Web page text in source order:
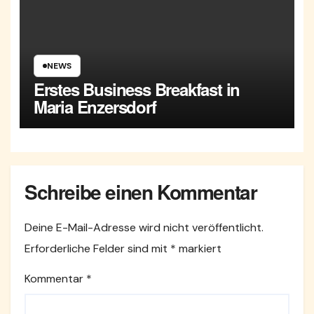
NEWS
Erstes Business Breakfast in
Maria Enzersdorf
Schreibe einen Kommentar
Deine E-Mail-Adresse wird nicht veröffentlicht.
Erforderliche Felder sind mit * markiert
Kommentar *